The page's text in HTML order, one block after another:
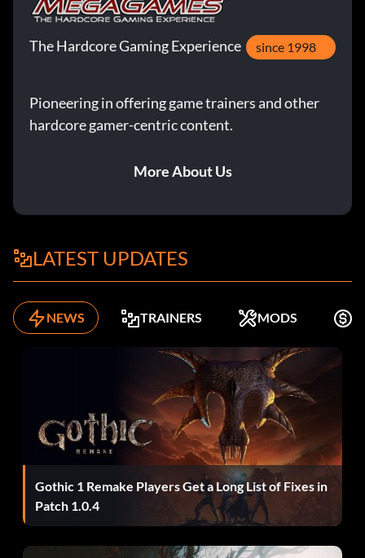
The Hardcore Gaming Experience since 1998
Pioneering in offering game trainers and other
hardcore gamer-centric content.
More About Us
LATEST UPDATES
NEWS TRAINERS MODS
Gothic 1 Remake Players Get a Long List of Fixes in
Patch 1.0.4